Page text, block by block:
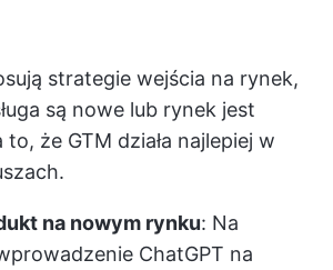
strategie wejścia na rynek,
są nowe lub rynek jest
że GTM działa najlepiej w
na nowym rynku: Na
ChatGPT na